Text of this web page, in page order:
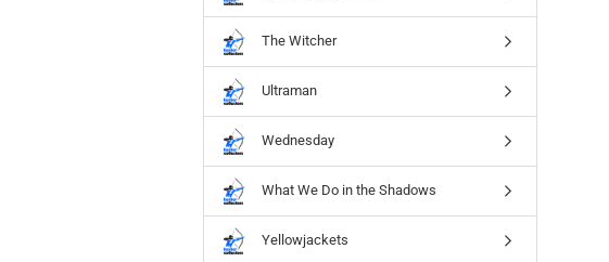
The Witcher
Ultraman
Wednesday
What We Do in the Shadows
Yellowjackets